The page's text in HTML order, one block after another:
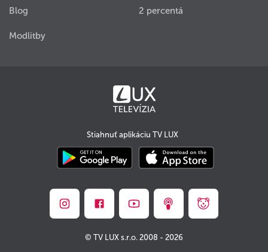
Blog
Modlitby
2 percentá
Stiahnuť aplikáciu TV LUX
© TV LUX s.r.o. 2008 - 2026